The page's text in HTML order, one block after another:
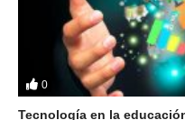
0
Tecnología en la